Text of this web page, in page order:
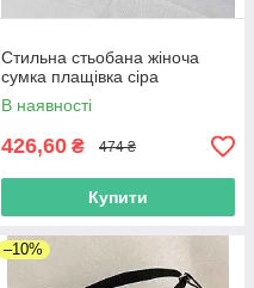
Стильна стьобана жіноча
сумка плащівка сіра
В наявності
426,60 ₴ 474 ₴
Купити
–10%